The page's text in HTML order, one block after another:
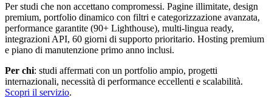
Per studi che non accettano compromessi. Pagine illimitate, design
premium, portfolio dinamico con filtri e categorizzazione avanzata,
performance garantite (90+ Lighthouse), multi-lingua ready,
integrazioni API, 60 giorni di supporto prioritario. Hosting premium
e piano di manutenzione primo anno inclusi.
Per chi: studi affermati con un portfolio ampio, progetti
internazionali, necessità di performance eccellenti e scalabilità.
Scopri il servizio.